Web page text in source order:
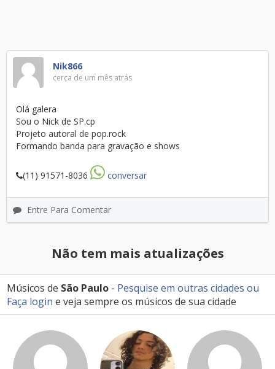
Nik866
cerca de um mês atrás
Olá galera
Sou o Nick de SP.cp
Projeto autoral de pop.rock
Formando banda para gravação e shows
(11) 91571-8036 conversar
Entre Para Comentar
Não tem mais atualizações
Músicos de São Paulo - Pesquise em outras cidades ou
Faça login e veja sempre os músicos de sua cidade